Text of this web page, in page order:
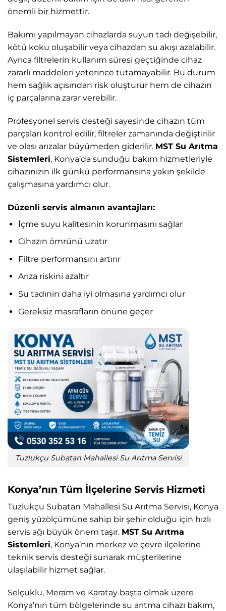
önemli bir hizmettir.
Bakımı yapılmayan cihazlarda suyun tadı değişebilir,
kötü koku oluşabilir veya cihazdan su akışı azalabilir.
Ayrıca filtrelerin kullanım süresi geçtiğinde cihaz
zararlı maddeleri yeterince tutamayabilir. Bu durum
hem sağlık açısından risk oluşturur hem de cihazın
iç parçalarına zarar verebilir.
Profesyonel servis desteği sayesinde cihazın tüm
parçaları kontrol edilir, filtreler zamanında değiştirilir
ve olası arızalar büyümeden giderilir. MST Su Arıtma
Sistemleri, Konya’da sunduğu bakım hizmetleriyle
cihazınızın ilk günkü performansına yakın şekilde
çalışmasına yardımcı olur.
Düzenli servis almanın avantajları:
İçme suyu kalitesinin korunmasını sağlar
Cihazın ömrünü uzatır
Filtre performansını artırır
Arıza riskini azaltır
Su tadının daha iyi olmasına yardımcı olur
Gereksiz masrafların önüne geçer
Tuzlukçu Subatan Mahallesi Su Arıtma Servisi
Konya’nın Tüm İlçelerine Servis Hizmeti
Tuzlukçu Subatan Mahallesi Su Arıtma Servisi, Konya
geniş yüzölçümüne sahip bir şehir olduğu için hızlı
servis ağı büyük önem taşır. MST Su Arıtma
Sistemleri, Konya’nın merkez ve çevre ilçelerine
teknik servis desteği sunarak müşterilerine
ulaşılabilir hizmet sağlar.
Selçuklu, Meram ve Karatay başta olmak üzere
Konya’nın tüm bölgelerinde su arıtma cihazı bakım,